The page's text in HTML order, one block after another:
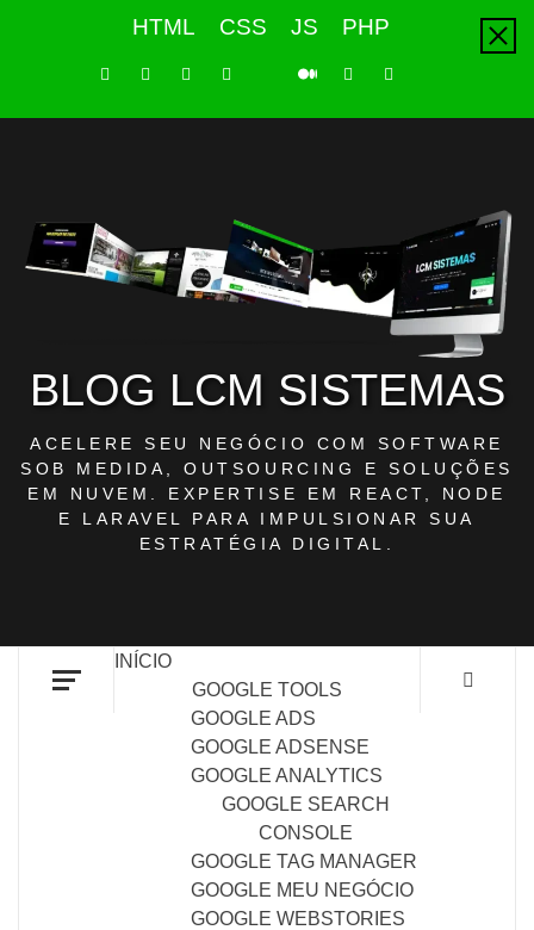
HTML CSS JS PHP
LinkedInInstagramFacebookYoutube PinterestTiktok
BLOG LCM SISTEMAS
ACELERE SEU NEGÓCIO COM SOFTWARE
SOB MEDIDA, OUTSOURCING E SOLUÇÕES
EM NUVEM. EXPERTISE EM REACT, NODE
E LARAVEL PARA IMPULSIONAR SUA
ESTRATÉGIA DIGITAL.
INÍCIO
GOOGLE TOOLS
GOOGLE ADS
GOOGLE ADSENSE
GOOGLE ANALYTICS
GOOGLE SEARCH
CONSOLE
GOOGLE TAG MANAGER
GOOGLE MEU NEGÓCIO
GOOGLE WEBSTORIES